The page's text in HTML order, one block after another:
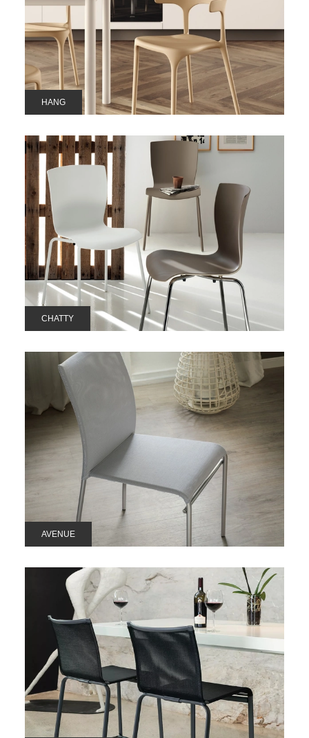
HANG
CHATTY
AVENUE